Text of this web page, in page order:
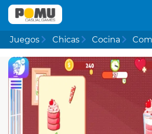
Juegos Chicas Cocina